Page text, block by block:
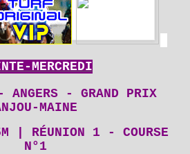
MERCREDI
- GRAND PRIX
MAINE
| RÉUNION 1 - COURSE
N°1